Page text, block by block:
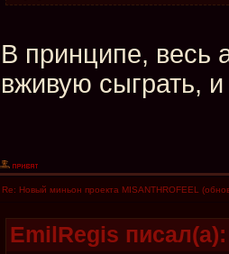
В принципе, весь
вживую сыграть,
Re: Новый миньон проекта MISANTHROFEEL
EmilRegis писал(а):